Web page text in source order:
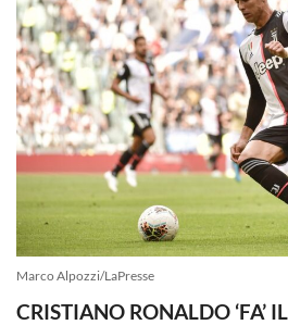
Marco Alpozzi/LaPresse
CRISTIANO RONALDO ‘FA’